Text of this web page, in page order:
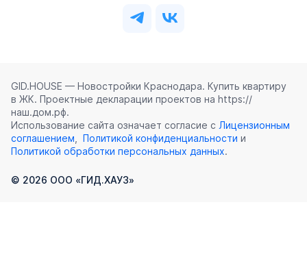
GID.HOUSE — Новостройки Краснодара. Купить квартиру
в ЖК. Проектные декларации проектов на https://
наш.дом.рф.
Использование сайта означает согласие с Лицензионным
соглашением
Политикой конфиденциальности и
Политикой обработки персональных данных.
© 2026 ООО «ГИД.ХАУЗ»